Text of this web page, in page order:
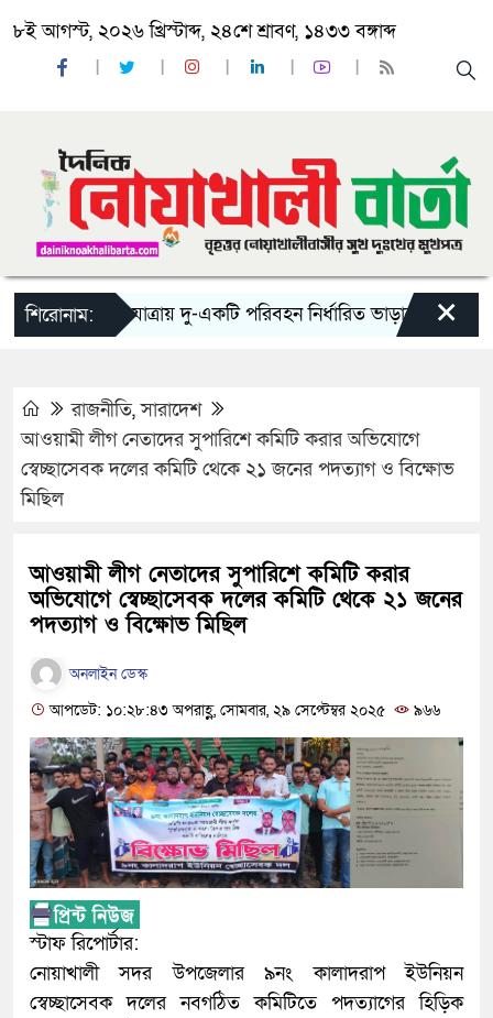
৮ই আগস্ট, ২০২৬ খ্রিস্টাব্দ, ২৪শে শ্রাবণ, ১৪৩৩ বঙ্গাব্দ
শিরোনাম:
‘ঈদ যাত্রায় দু-একটি পরিবহন নির্ধারিত ভাড়ার চেয়েও কম×
রাজনীতি,সারাদেশ
আওয়ামী লীগ নেতাদের সুপারিশে কমিটি করার অভিযোগে
স্বেচ্ছাসেবক দলের কমিটি থেকে ২১ জনের পদত্যাগ ও বিক্ষোভ
মিছিল
আওয়ামী লীগ নেতাদের সুপারিশে কমিটি করার
অভিযোগে স্বেচ্ছাসেবক দলের কমিটি থেকে ২১ জনের
পদত্যাগ ও বিক্ষোভ মিছিল
অনলাইন ডেস্ক
আপডেট: ১০:২৮:৪৩ অপরাহ্ণ, সোমবার, ২৯ সেপ্টেম্বর ২০২৫
৯৬৬
স্টাফ রিপোর্টার:
নোয়াখালী সদর উপজেলার ৯নং কালাদরাপ ইউনিয়ন
স্বেচ্ছাসেবক দলের নবগঠিত কমিটিতে পদত্যাগের হিড়িক